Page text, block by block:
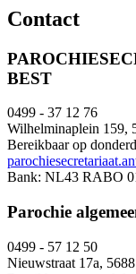
Contact
BEST
0499 - 37 12 76
Wilhelminaplein 159,
Bereikbaar op
Bank: NL43 RABO
Parochie
0499 - 57 12 50
Nieuwstraat 17a,